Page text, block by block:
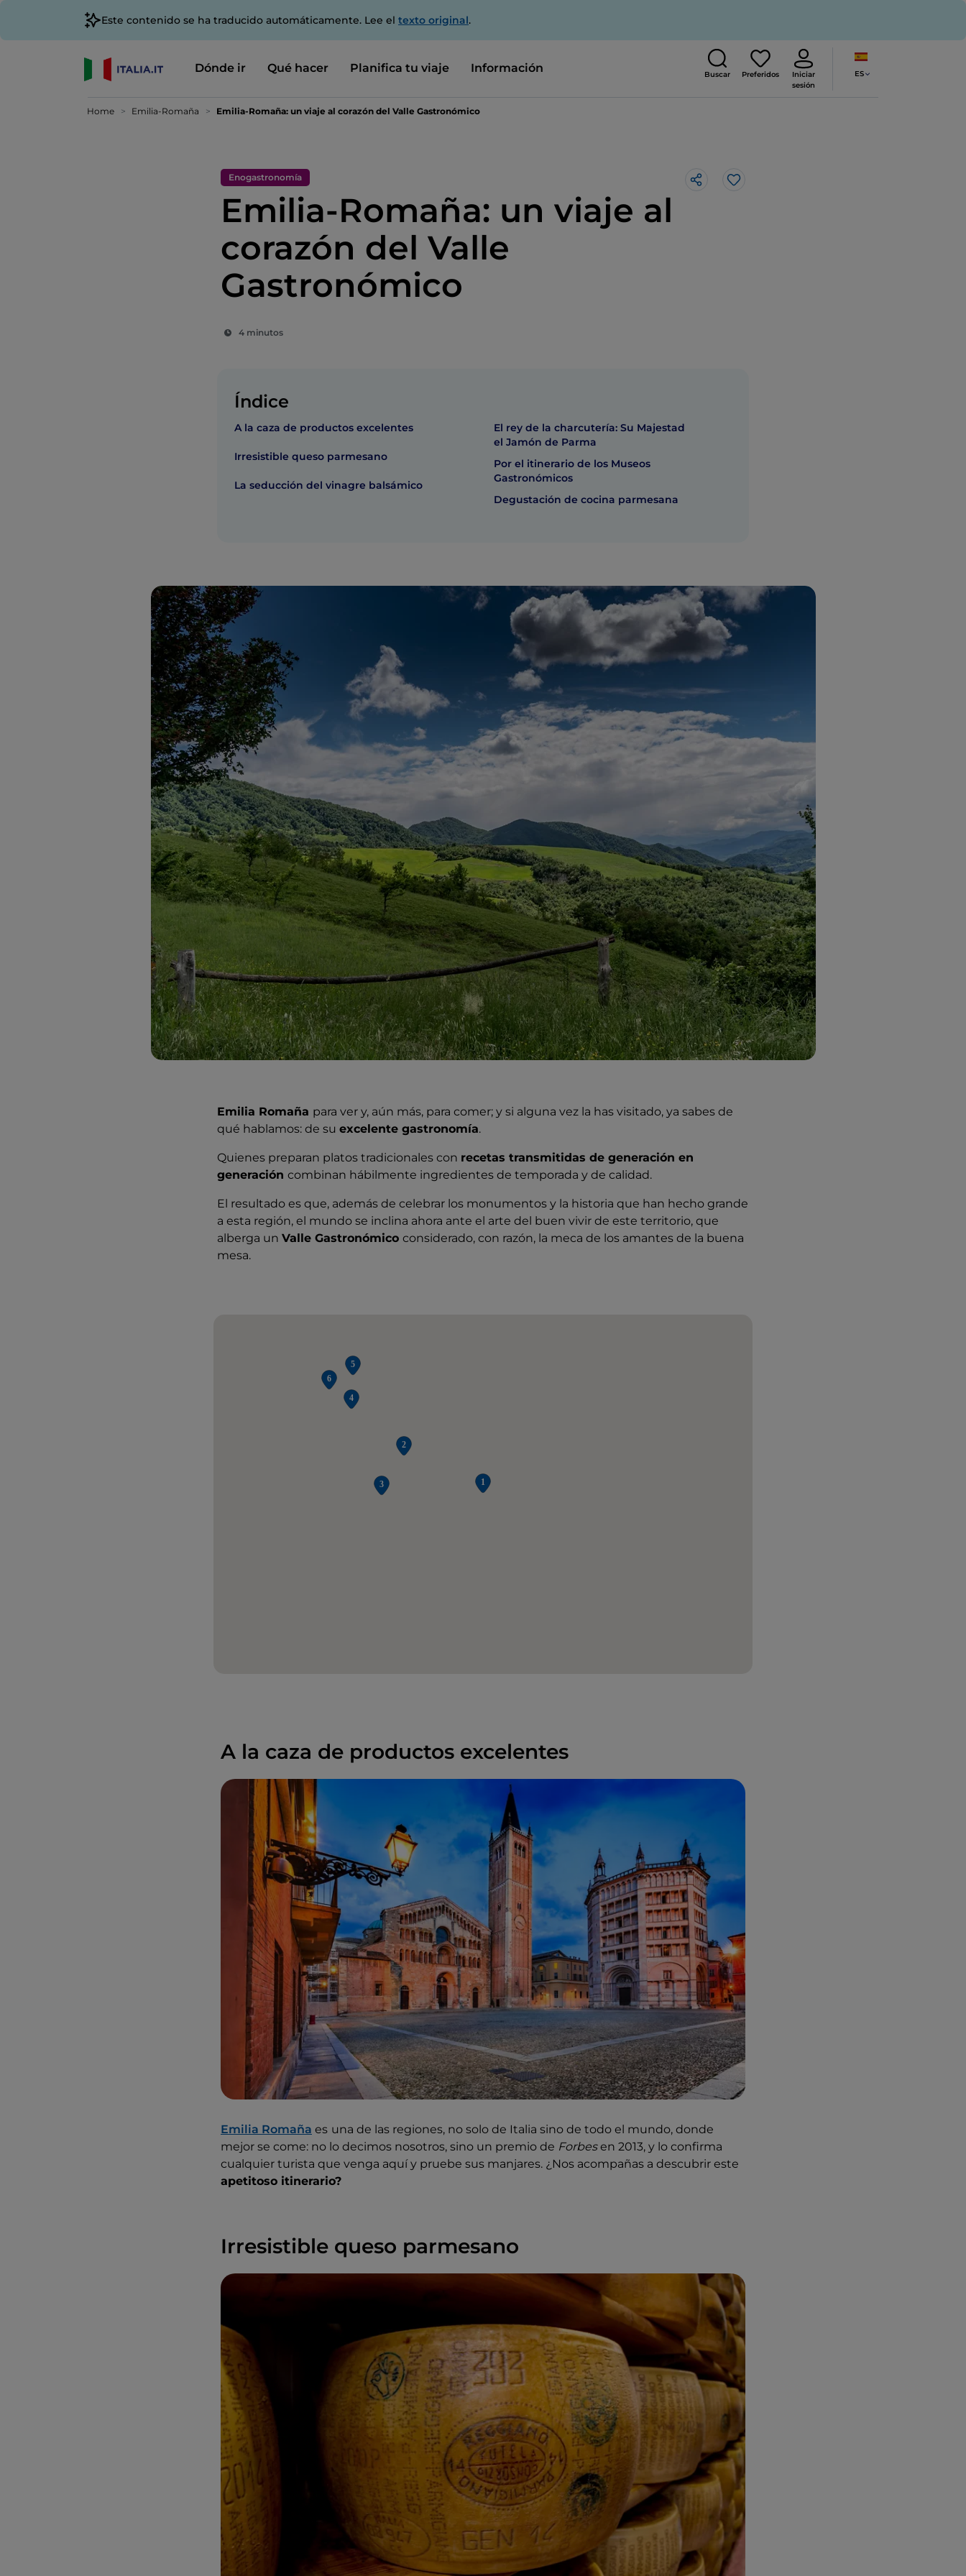
Este contenido se ha traducido automáticamente. Lee el texto original.
Dónde ir Qué hacer Planifica tu viaje Información Buscar Preferidos
Iniciar
sesión
ES
Home Emilia-Romaña Emilia-Romaña: un viaje al corazón del Valle Gastronómico
Enogastronomía
Emilia-Romaña: un viaje al
corazón del Valle
Gastronómico
4 minutos
Me gusta
Índice
A la caza de productos excelentes
Irresistible queso parmesano
La seducción del vinagre balsámico
El rey de la charcutería: Su Majestad
el Jamón de Parma
Por el itinerario de los Museos
Gastronómicos
Degustación de cocina parmesana
Emilia Romaña para ver y, aún más, para comer; y si alguna vez la has visitado, ya sabes de
qué hablamos: de su excelente gastronomía.
Quienes preparan platos tradicionales con recetas transmitidas de generación en
generación combinan hábilmente ingredientes de temporada y de calidad.
El resultado es que, además de celebrar los monumentos y la historia que han hecho grande
a esta región, el mundo se inclina ahora ante el arte del buen vivir de este territorio, que
alberga un Valle Gastronómico considerado, con razón, la meca de los amantes de la buena
mesa.
A la caza de productos excelentes
Emilia Romaña es una de las regiones, no solo de Italia sino de todo el mundo, donde
mejor se come: no lo decimos nosotros, sino un premio de Forbesen 2013, y lo confirma
cualquier turista que venga aquí y pruebe sus manjares. ¿Nos acompañas a descubrir este
apetitoso itinerario?
Irresistible queso parmesano